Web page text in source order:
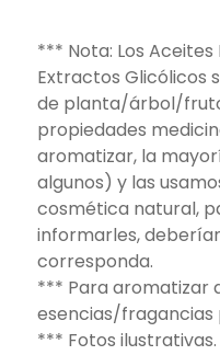
*** Nota: Los Aceites
Extractos Glicólicos
de planta/árbol/
propiedades
aromatizar, la
algunos) y las
cosmética natural,
informarles,
corresponda.
*** Para aromatizar
esencias/fragancias
*** Fotos ilustrativas.